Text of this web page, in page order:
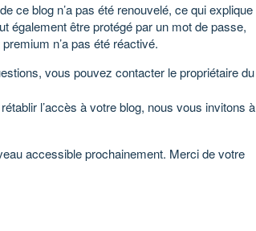
ce blog n’a pas été renouvelé, ce qui explique
également être protégé par un mot de passe,
n’a pas été réactivé.
vous pouvez contacter le propriétaire du
l’accès à votre blog, nous vous invitons à
accessible prochainement. Merci de votre